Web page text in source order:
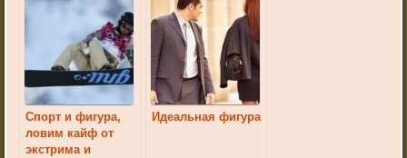
Спорт и фигура,
ловим кайф от
экстрима и
Идеальная фигура